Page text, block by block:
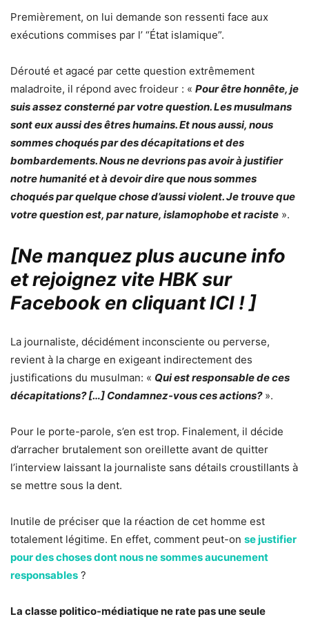
Premièrement, on lui demande son ressenti face aux
exécutions commises par l’ “État islamique”.
Dérouté et agacé par cette question extrêmement
maladroite, il répond avec froideur : « Pour être honnête, je
suis assez consterné par votre question. Les musulmans
sont eux aussi des êtres humains. Et nous aussi, nous
sommes choqués par des décapitations et des
bombardements. Nous ne devrions pas avoir à justifier
notre humanité et à devoir dire que nous sommes
choqués par quelque chose d’aussi violent. Je trouve que
votre question est, par nature, islamophobe et raciste ».
[Ne manquez plus aucune info
et rejoignez vite HBK sur
Facebook en cliquant ICI !]
La journaliste, décidément inconsciente ou perverse,
revient à la charge en exigeant indirectement des
justifications du musulman: « Qui est responsable de ces
décapitations? […] Condamnez-vous ces actions? ».
Pour le porte-parole, s’en est trop. Finalement, il décide
d’arracher brutalement son oreillette avant de quitter
l’interview laissant la journaliste sans détails croustillants à
se mettre sous la dent.
Inutile de préciser que la réaction de cet homme est
totalement légitime. En effet, comment peut-on se justifier
pour des choses dont nous ne sommes aucunement
responsables ?
La classe politico-médiatique ne rate pas une seule